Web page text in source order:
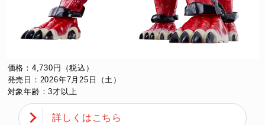
価格：4,730円（税込）
発売日：2026年7月25日（土）
対象年齢：3才以上
詳しくはこちら